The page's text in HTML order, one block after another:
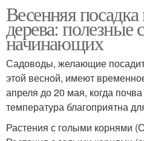
Весенняя посадка
дерева: полезные
начинающих
Садоводы, желающие
этой весной, имеют
апреля до 20 мая, когда
температура благоприятна
Растения с голыми корнями